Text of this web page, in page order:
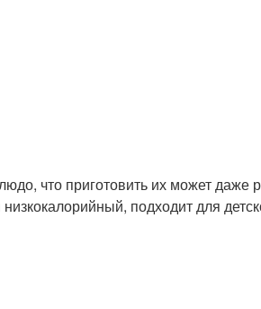
что приготовить их может даже
подходит для